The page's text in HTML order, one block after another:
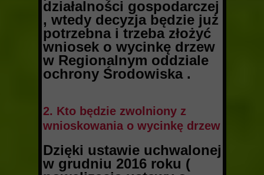
działalności gospodarczej
, wtedy decyzja będzie już
potrzebna i trzeba złożyć
wniosek o wycinkę drzew
w Regionalnym oddziale
ochrony Środowiska .
2. Kto będzie zwolniony z
wnioskowania o wycinkę drzew
Dzięki ustawie uchwalonej
w grudniu 2016 roku (